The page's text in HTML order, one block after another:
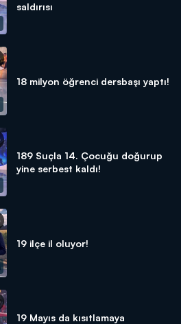
saldırısı
18 milyon öğrenci dersbaşı yaptı!
189 Suçla 14. Çocuğu doğurup
yine serbest kaldı!
19 ilçe il oluyor!
19 Mayıs da kısıtlamaya